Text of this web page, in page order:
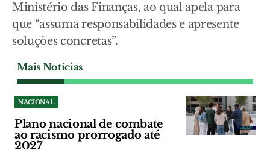
Ministério das Finanças, ao qual apela para
que “assuma responsabilidades e apresente
soluções concretas”.
Mais Notícias
NACIONAL
Plano nacional de combate
ao racismo prorrogado até
2027